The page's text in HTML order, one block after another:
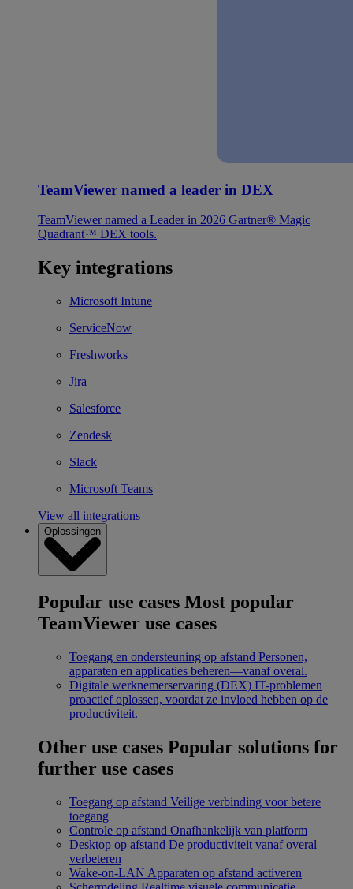
TeamViewer named a leader in DEX
TeamViewer named a Leader in 2026 Gartner® Magic
Quadrant™ DEX tools.
Key integrations
Microsoft Intune
ServiceNow
Freshworks
Jira
Salesforce
Zendesk
Slack
Microsoft Teams
View all integrations
Oplossingen
Popular use cases Most popular
TeamViewer use cases
Toegang en ondersteuning op afstand Personen,
apparaten en applicaties beheren—vanaf overal.
Digitale werknemerservaring (DEX) IT-problemen
proactief oplossen, voordat ze invloed hebben op de
productiviteit.
Other use cases Popular solutions for
further use cases
Toegang op afstand Veilige verbinding voor betere
toegang
Controle op afstand Onafhankelijk van platform
Desktop op afstand De productiviteit vanaf overal
verbeteren
Wake-on-LAN Apparaten op afstand activeren